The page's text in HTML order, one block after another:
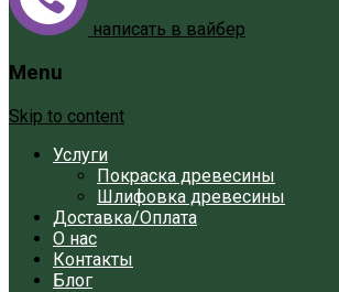
написать в вайбер
Menu
Skip to content
Услуги
Покраска древесины
Шлифовка древесины
Доставка/Оплата
О нас
Контакты
Блог